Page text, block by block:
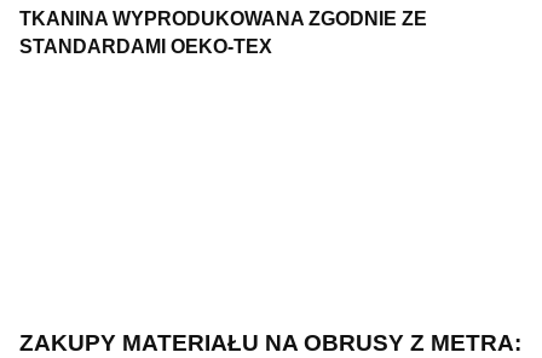
TKANINA WYPRODUKOWANA ZGODNIE ZE
STANDARDAMI OEKO-TEX
ZAKUPY MATERIAŁU NA OBRUSY Z METRA: